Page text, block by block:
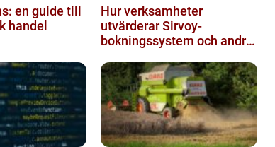
en guide till
handel
Hur verksamheter
utvärderar Sirvoy-
bokningssystem och andra